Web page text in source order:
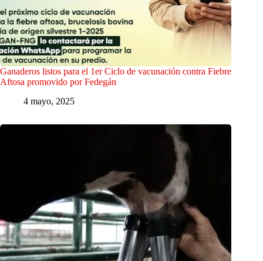
Ganaderos listos para el 1er Ciclo de vacunación contra Fiebre
Aftosa promovido por Fedegán
4 mayo, 2025